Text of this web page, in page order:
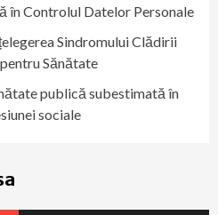
în Controlul Datelor Personale
Sindromului Clădirii
Sănătate
publică subestimată în
sociale